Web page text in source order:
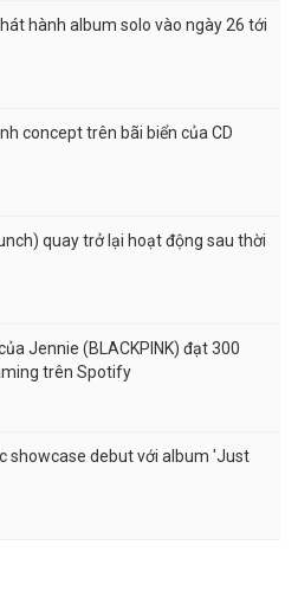
hành album solo vào ngày 26 tới
concept trên bãi biển của CD
quay trở lại hoạt động sau thời
Jennie (BLACKPINK) đạt 300
trên Spotify
showcase debut với album 'Just